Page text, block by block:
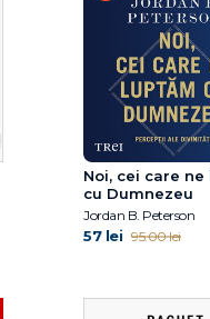
Noi, cei care ne
cu Dumnezeu
Jordan B. Peterson
57 lei 95.00 lei